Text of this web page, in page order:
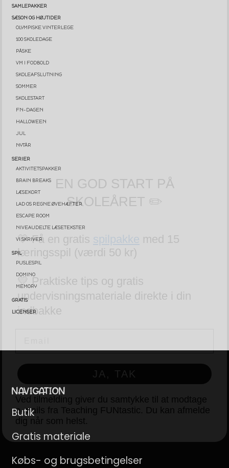
SAMLEPAKKER
SÆSON OG HØJTIDER
OLYMPISKE VINTERLEGE
100 SKOLEDAGE
PÅSKE
VM I FODBOLD
SKOLEAFSLUTNING
SOMMER
SKOLESTART
FN-DAGEN
HALLOWEEN
JUL
NYTÅR
SERIER
AKTIVITETSPAKKER
BRAIN BREAKS
LÆSEKORT
LAD OS REGNE ØVEHÆFTER
ESCAPE ROOM
NIVEAUDELTE LÆSETEKSTER
VI SKRIVER
SPIL
PUSLESPIL
DOMINO
MEMORY
GRATIS
LICENSER
NAVIGATION
Butik
Gratis materiale
Købs- og brugsbetingelser
💛 Få en gratisspilpakke med 15
læringsspil (værdi 50 kr)
💛 Praktiske tips og gratis
undervisningsmateriale direkte i din
indbakke
Email
Ved tilmelding giver du samtykke til at modtage
e-mails fra Teaching FUNtastic. Du kan afmelde
dig når som helst.